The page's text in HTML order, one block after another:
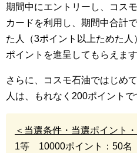
期間中にエントリーし、コス
カードを利用し、期間中合計
た人（3ポイント以上ためた
ポイントを進呈してもらえます
さらに、コスモ石油ではじめ
人は、もれなく200ポイントで
＜当選条件・当選ポイント
1等 10000ポイント：50名